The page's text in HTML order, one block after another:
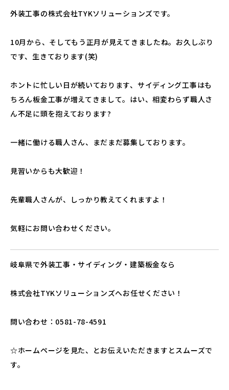
外装工事の株式会社TYKソリューションズです。
10月から、そしてもう正月が見えてきましたね。お久しぶり
です、生きております(笑)
ホントに忙しい日が続いております、サイディング工事はも
ちろん板金工事が増えてきまして。はい、相変わらず職人さ
ん不足に頭を抱えております?
一緒に働ける職人さん、まだまだ募集しております。
見習いからも大歓迎！
先輩職人さんが、しっかり教えてくれますよ！
気軽にお問い合わせください。
岐阜県で外装工事・サイディング・建築板金なら
株式会社TYKソリューションズへお任せください！
問い合わせ：0581-78-4591
☆ホームページを見た、とお伝えいただきますとスムーズで
す。